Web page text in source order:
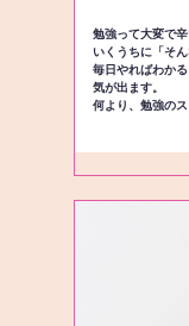
勉強って大変で
いくうちに「そ
毎日やればわか
気が出ます。
何より、勉強のス